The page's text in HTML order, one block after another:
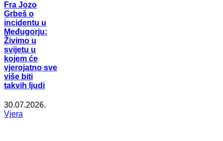
Fra Jozo
Grbeš o
incidentu u
Međugorju:
Živimo u
svijetu u
kojem će
vjerojatno sve
više biti
takvih ljudi
30.07.2026.
Vjera